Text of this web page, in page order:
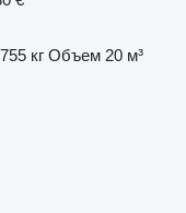
кг Объем 20 м³